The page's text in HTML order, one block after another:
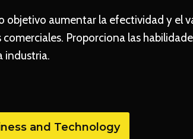
objetivo aumentar la efectividad y el
Proporciona las
industria.
and Technology